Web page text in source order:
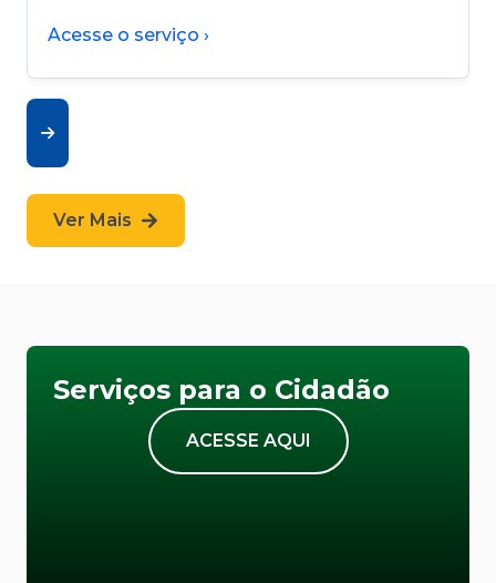
Acesse o serviço ›
Ver Mais
Serviços para o Cidadão
ACESSE AQUI